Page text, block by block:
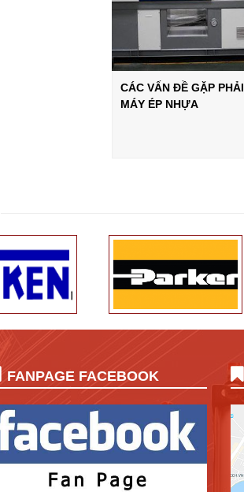
CÁC VẤN ĐỀ GẶP PHẢI
MÁY ÉP NHỰA
FANPAGE FACEBOOK